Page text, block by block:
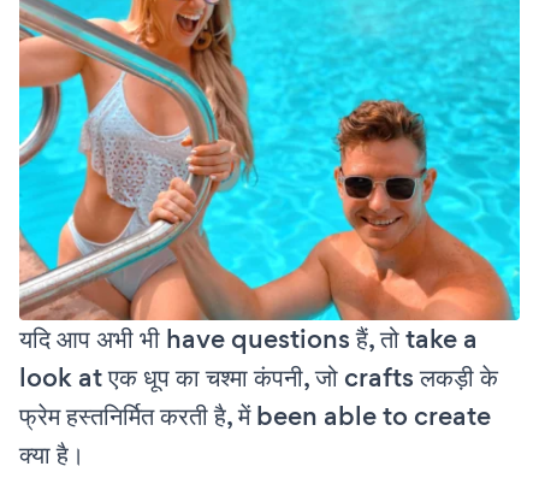
यदि आप अभी भी have questions हैं, तो take a
look at एक धूप का चश्मा कंपनी, जो crafts लकड़ी के
फ्रेम हस्तनिर्मित करती है, में been able to create
क्या है।